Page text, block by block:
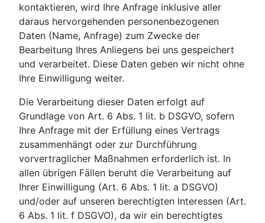
kontaktieren, wird Ihre Anfrage inklusive aller
daraus hervorgehenden personenbezogenen
Daten (Name, Anfrage) zum Zwecke der
Bearbeitung Ihres Anliegens bei uns gespeichert
und verarbeitet. Diese Daten geben wir nicht ohne
Ihre Einwilligung weiter.
Die Verarbeitung dieser Daten erfolgt auf
Grundlage von Art. 6 Abs. 1 lit. b DSGVO, sofern
Ihre Anfrage mit der Erfüllung eines Vertrags
zusammenhängt oder zur Durchführung
vorvertraglicher Maßnahmen erforderlich ist. In
allen übrigen Fällen beruht die Verarbeitung auf
Ihrer Einwilligung (Art. 6 Abs. 1 lit. a DSGVO)
und/oder auf unseren berechtigten Interessen (Art.
6 Abs. 1 lit. f DSGVO), da wir ein berechtigtes